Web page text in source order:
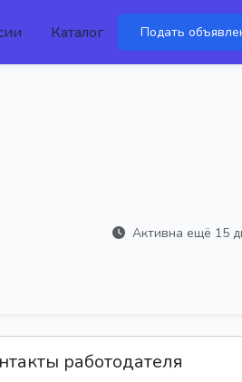
Каталог Подать
Активна ещё 15
работодателя